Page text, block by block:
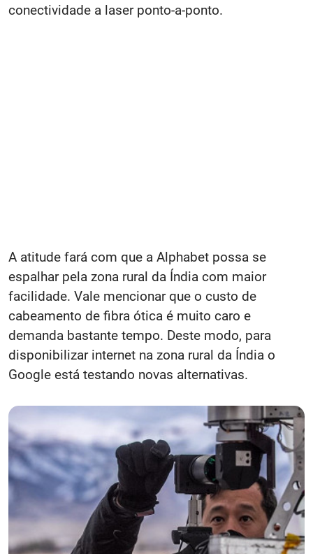
conectividade a laser ponto-a-ponto.
A atitude fará com que a Alphabet possa se
espalhar pela zona rural da Índia com maior
facilidade. Vale mencionar que o custo de
cabeamento de fibra ótica é muito caro e
demanda bastante tempo. Deste modo, para
disponibilizar internet na zona rural da Índia o
Google está testando novas alternativas.